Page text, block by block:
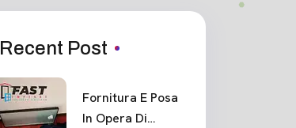
Recent Post
Fornitura E Posa
In Opera Di